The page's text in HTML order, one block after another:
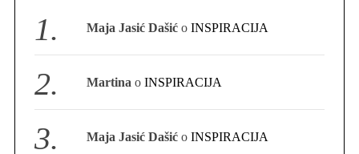
Maja Jasić Dašić oINSPIRACIJA
Martina oINSPIRACIJA
Maja Jasić Dašić oINSPIRACIJA
e
a
r
c
h
f
o